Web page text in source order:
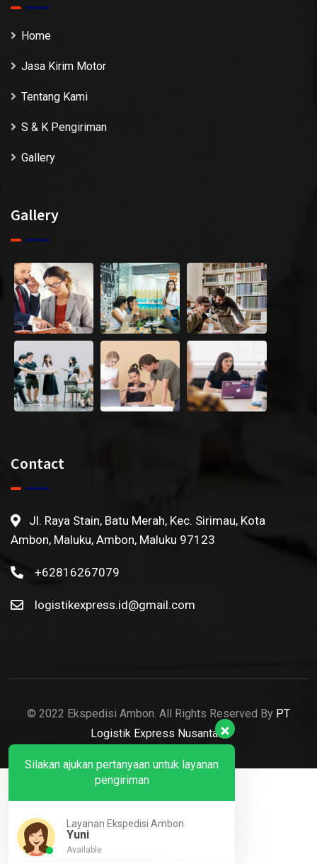
Home
Jasa Kirim Motor
Tentang Kami
S & K Pengiriman
Gallery
Gallery
Contact
Jl. Raya Stain, Batu Merah, Kec. Sirimau, Kota
Ambon, Maluku, Ambon, Maluku 97123
+62816267079
logistikexpress.id@gmail.com
© 2022 Ekspedisi Ambon. All Rights Reserved By PT
Logistik Express Nusantara
Silakan ajukan pertanyaan untuk layanan
pengiriman
Layanan Ekspedisi Ambon
Yuni
Available